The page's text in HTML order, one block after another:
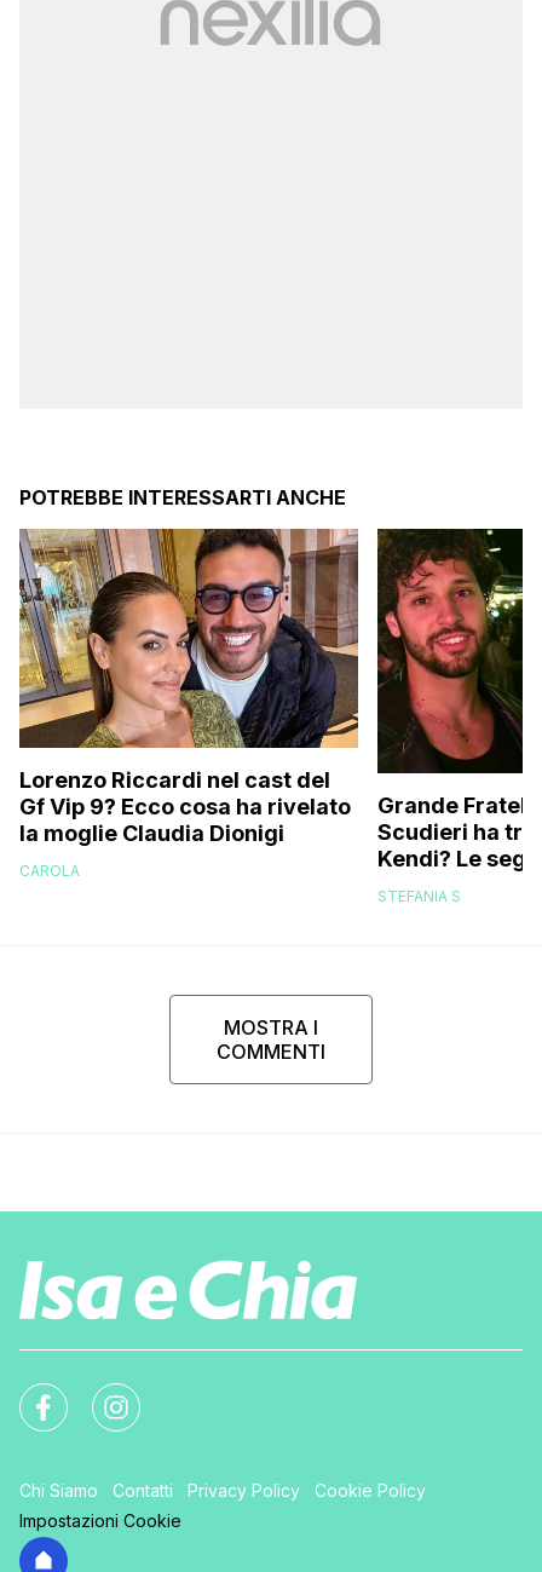
POTREBBE INTERESSARTI ANCHE
Lorenzo Riccardi nel cast del
Gf Vip 9? Ecco cosa ha rivelato
la moglie Claudia Dionigi
CAROLA
Grande
Scudieri ha
Kendi? Le
replica dell’ex
STEFANIA S
MOSTRA I
COMMENTI
Chi Siamo Contatti Privacy Policy
Cookie Policy
Impostazioni Cookie